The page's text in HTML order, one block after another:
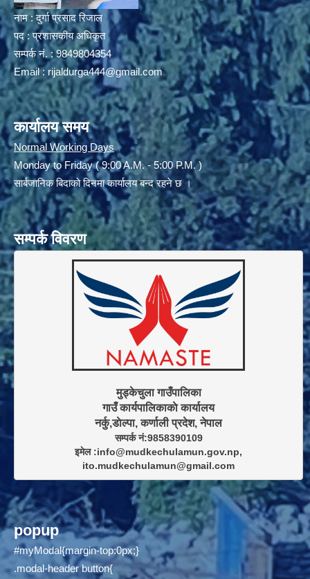
नाम : दुर्गा प्रसाद रिजाल
पद : प्रशासकीय अधिकृत
सम्पर्क नं. : 9849804354
Email : rijaldurga444@gmail.com
कार्यालय समय
Normal Working Days
Monday to Friday ( 9:00 A.M. - 5:00 P.M. )
सार्बजानिक बिदाको दिनमा कार्यालय बन्द रहने छ ।
सम्पर्क विवरण
मुड्केचुला गाउँपालिका
गाउँ कार्यपालिकाकाे कार्यालय
सम्पर्क नं:9858390109
इमेल :info@mudkechulamun.gov.np,
ito.mudkechulamun@gmail.com
popup
#myModal{margin-top:0px;}
.modal-header button{